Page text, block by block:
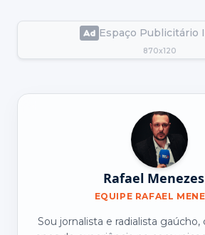
Espaço Publicitário
870x120
Rafael
EQUIPE RAFAEL
Sou jornalista e radialista